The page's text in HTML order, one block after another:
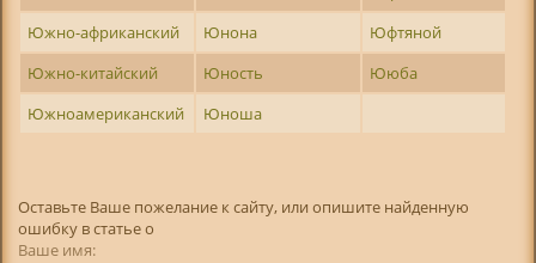
Южно-африканский
Юнона
Юфтяной
Южно-китайский
Юность
Ююба
Южноамериканский
Юноша
Оставьте Ваше пожелание к сайту, или опишите найденную
ошибку в статье о
Ваше имя: